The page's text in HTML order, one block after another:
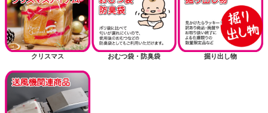
クリスマス おむつ袋・防臭袋 掘り出し物